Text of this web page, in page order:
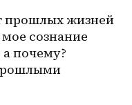
прошлых жизней
сознание
почему?